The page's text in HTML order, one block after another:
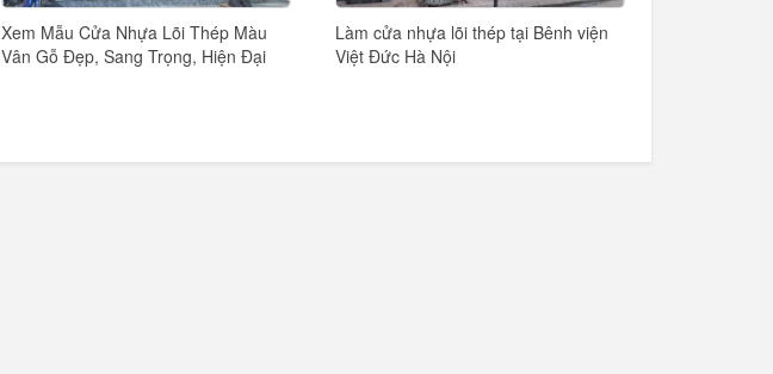
Xem Mẫu Cửa Nhựa Lõi Thép Màu
Vân Gỗ Đẹp, Sang Trọng, Hiện Đại
Làm cửa nhựa lõi thép tại Bênh viện
Việt Đức Hà Nội